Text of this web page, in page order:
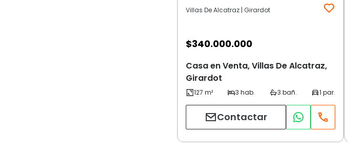
Villas De Alcatraz | Girardot
$340.000.000
Casa en Venta, Villas De Alcatraz,
Girardot
Contactar